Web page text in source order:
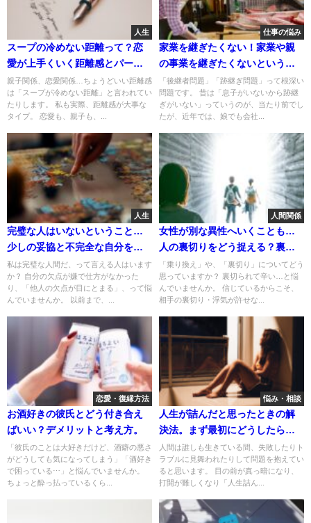
人生
スープの冷めない距離って？恋
愛が上手くいく距離感とパーソ
ナルスペース。
親子関係、恋愛関係…ちょうどいい距離感
は「スープが冷めない距離」と言われてい
たりします。 私も実際、距離感が大事な
タイプ。 恋愛も、親子も、...
仕事の悩み
家業を継ぎたくない！家業や親
の事業を継ぎたくないという思
いの対処法は？
「後継者問題」「跡継ぎ問題」って根深い
問題です。 昔は「息子がいないから跡継
ぎがいない」っていうのが、当たり前でし
たが、近年では、娘でも会社...
人生
完璧な人はいないということ…
少しの妥協と不完全な自分を楽
しむコツ
私は完璧な人間だ、って言える人はいます
か？ 自分の欠点が嫌で仕方がなかった
り、「他人の欠点が目にとまる」、って悩
んでいませんか。 以前まで、...
人間関係
女性が別な異性へいくことも…
人の裏切りをどう捉える？裏切
りと乗り換えのパターン
「乗り換え」や、「裏切り」についてどう
思っていますか？ 裏切られて辛い…と悩
んでいませんか。 信じているからこそ、
相手の裏切り・浮気が許せな...
恋愛・復縁方法
お酒好きの彼氏とどう付き合え
ばいい？デメリットと考え方。
「彼氏のことは大好きだけど、酒癖の悪さ
がどうしても気になってしまう」「酒好き
で困っている⋯」と悩んでいませんか。
ちょっと酔っ払っているくら...
悩み・相談
人生が詰んだと思ったときの解
決法。まず最初にどうしたらい
い？
人間は誰しも生きている間、失敗したりト
ラブルに見舞われたりして問題を抱えてい
ると思います。 目の前が真っ暗になり、
打開が難しくなり「人生詰ん...